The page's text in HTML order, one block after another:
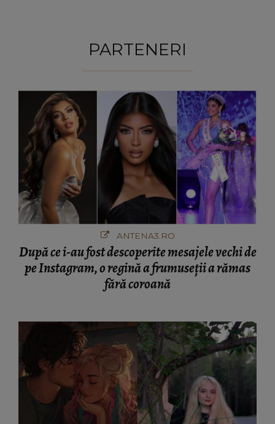
PARTENERI
ANTENA3.RO
După ce i-au fost descoperite mesajele vechi de
pe Instagram, o regină a frumuseții a rămas
fără coroană